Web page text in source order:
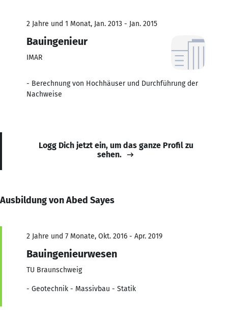
2 Jahre und 1 Monat, Jan. 2013 - Jan. 2015
Bauingenieur
IMAR
- Berechnung von Hochhäuser und Durchführung der
Nachweise
Logg Dich jetzt ein, um das ganze Profil zu
sehen.
Ausbildung von Abed Sayes
2 Jahre und 7 Monate, Okt. 2016 - Apr. 2019
Bauingenieurwesen
TU Braunschweig
- Geotechnik - Massivbau - Statik